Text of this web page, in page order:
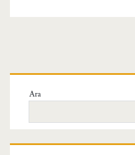
Birincil
Yan
Menü
Ara